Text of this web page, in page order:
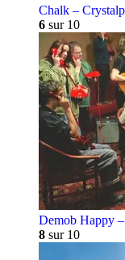
Chalk –
6 sur 10
Demob Happy
8 sur 10